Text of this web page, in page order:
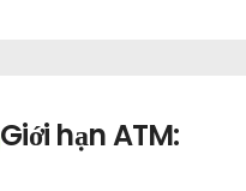
Giới hạn ATM: